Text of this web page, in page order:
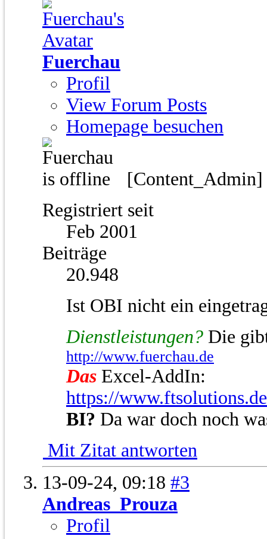
Fuerchau
Profil
View Forum Posts
Homepage besuchen
[Content_Admin]
Registriert seit
Feb 2001
Beiträge
20.948
Ist OBI nicht ein
Dienstleistungen? Die
http://www.fuerchau.de
Das Excel-AddIn:
https://
BI? Da war doch noch
Mit Zitat antworten
13-09-24, 09:18 #3
Andreas_Prouza
Profil